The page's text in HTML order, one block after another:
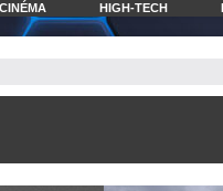
CINÉMA HIGH-TECH